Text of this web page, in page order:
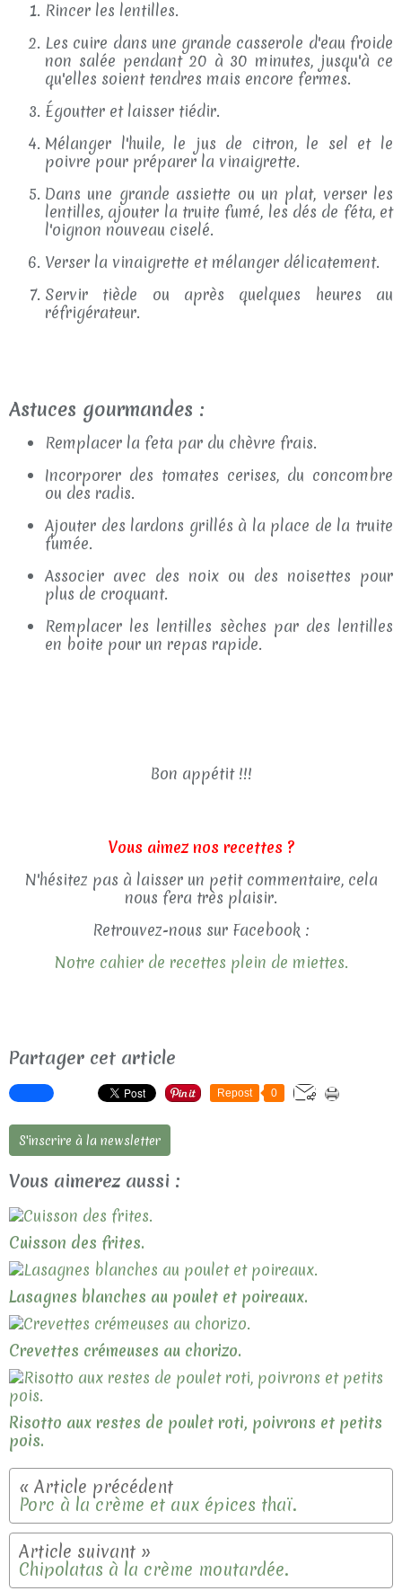
Rincer les lentilles.
Les cuire dans une grande casserole d'eau froide
non salée pendant 20 à 30 minutes, jusqu'à ce
qu'elles soient tendres mais encore fermes.
Égoutter et laisser tiédir.
Mélanger l'huile, le jus de citron, le sel et le
poivre pour préparer la vinaigrette.
Dans une grande assiette ou un plat, verser les
lentilles, ajouter la truite fumé, les dés de féta, et
l'oignon nouveau ciselé.
Verser la vinaigrette et mélanger délicatement.
Servir tiède ou après quelques heures au
réfrigérateur.
Astuces gourmandes :
Remplacer la feta par du chèvre frais.
Incorporer des tomates cerises, du concombre
ou des radis.
Ajouter des lardons grillés à la place de la truite
fumée.
Associer avec des noix ou des noisettes pour
plus de croquant.
Remplacer les lentilles sèches par des lentilles
en boite pour un repas rapide.
Bon appétit !!!
Vous aimez nos recettes ?
N'hésitez pas à laisser un petit commentaire, cela
nous fera très plaisir.
Retrouvez-nous sur Facebook :
Notre cahier de recettes plein de miettes.
Partager cet article
Repost 0
S'inscrire à la newsletter
Vous aimerez aussi :
Cuisson des frites.
Lasagnes blanches au poulet et poireaux.
Crevettes crémeuses au chorizo.
Risotto aux restes de poulet roti, poivrons et petits
pois.
Porc à la crème et aux épices thaï.
Chipolatas à la crème moutardée.